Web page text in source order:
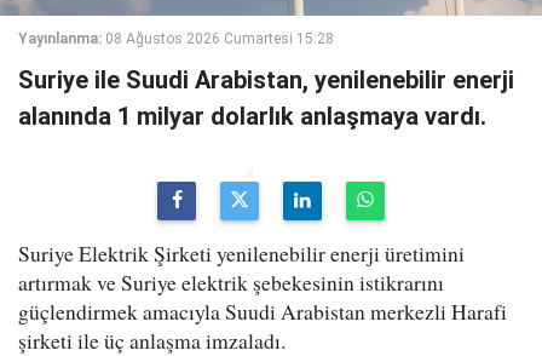
Yayınlanma: 08 Ağustos 2026 Cumartesi 15:28
Suriye ile Suudi Arabistan, yenilenebilir enerji
alanında 1 milyar dolarlık anlaşmaya vardı.
Suriye Elektrik Şirketi yenilenebilir enerji üretimini
artırmak ve Suriye elektrik şebekesinin istikrarını
güçlendirmek amacıyla Suudi Arabistan merkezli Harafi
şirketi ile üç anlaşma imzaladı.